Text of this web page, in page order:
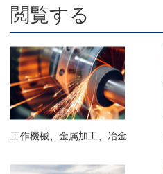
閲覧する
工作機械、金属加工、冶金